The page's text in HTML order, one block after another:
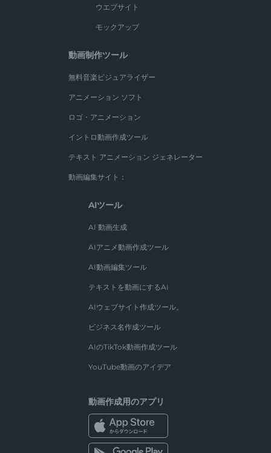
ウエブサイト
モックアップ
動画制作ツール
無料音楽ビジュアライザー
アニメーション ソフト
ロゴ・アニメーション
イントロ動画作成ツール
テキスト アニメーション ジェネレーター
動画編集サイト：
AIツール
AI 動画生成
AIアニメ動画作成ツール
AI動画編集ツール
テキストを動画にするAI
AIウェブサイト作成ツール。
ビジネス名作成ツール
AIのTikTok動画作成ツール
YouTube動画のアイデア
動画作成用のアプリ